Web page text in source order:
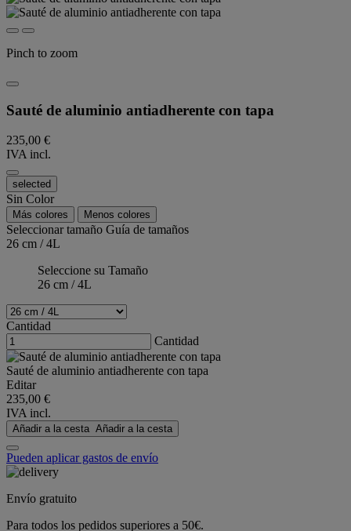
Pinch to zoom
Sauté de aluminio antiadherente con tapa
235,00 €
IVA incl.
selected
Sin Color
Más colores Menos colores
Seleccionar tamaño Guía de tamaños
26 cm / 4L
Seleccione su Tamaño
26 cm / 4L
Cantidad
Cantidad
Sauté de aluminio antiadherente con tapa
Editar
235,00 €
IVA incl.
Añadir a la cesta Añadir a la cesta
Pueden aplicar gastos de envío
Envío gratuito
Para todos los pedidos superiores a 50€.